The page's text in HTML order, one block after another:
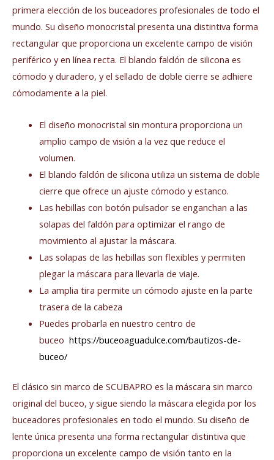
primera elección de los buceadores profesionales de todo el
mundo. Su diseño monocristal presenta una distintiva forma
rectangular que proporciona un excelente campo de visión
periférico y en línea recta. El blando faldón de silicona es
cómodo y duradero, y el sellado de doble cierre se adhiere
cómodamente a la piel.
El diseño monocristal sin montura proporciona un
amplio campo de visión a la vez que reduce el
volumen.
El blando faldón de silicona utiliza un sistema de doble
cierre que ofrece un ajuste cómodo y estanco.
Las hebillas con botón pulsador se enganchan a las
solapas del faldón para optimizar el rango de
movimiento al ajustar la máscara.
Las solapas de las hebillas son flexibles y permiten
plegar la máscara para llevarla de viaje.
La amplia tira permite un cómodo ajuste en la parte
trasera de la cabeza
Puedes probarla en nuestro centro de
buceo https://buceoaguadulce.com/bautizos-de-
buceo/
El clásico sin marco de SCUBAPRO es la máscara sin marco
original del buceo, y sigue siendo la máscara elegida por los
buceadores profesionales en todo el mundo. Su diseño de
lente única presenta una forma rectangular distintiva que
proporciona un excelente campo de visión tanto en la